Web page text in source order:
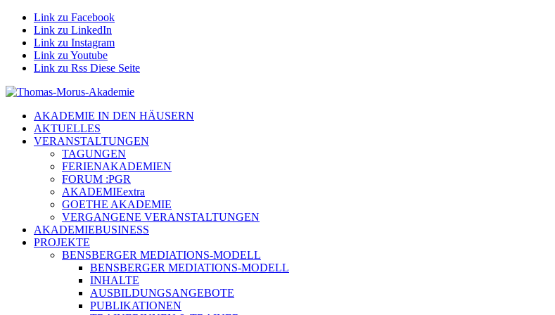
Link zu Facebook
Link zu LinkedIn
Link zu Instagram
Link zu Youtube
Link zu Rss Diese Seite
AKADEMIE IN DEN HÄUSERN
AKTUELLES
VERANSTALTUNGEN
TAGUNGEN
FERIENAKADEMIEN
FORUM :PGR
AKADEMIEextra
GOETHE AKADEMIE
VERGANGENE VERANSTALTUNGEN
AKADEMIEBUSINESS
PROJEKTE
BENSBERGER MEDIATIONS-MODELL
BENSBERGER MEDIATIONS-MODELL
INHALTE
AUSBILDUNGSANGEBOTE
PUBLIKATIONEN